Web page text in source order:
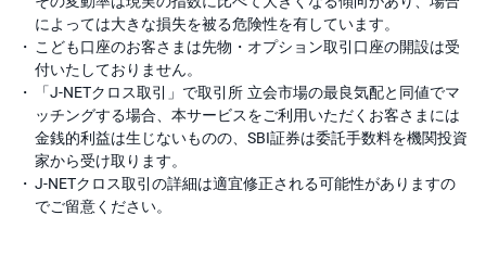
によっては大きな損失を被る危険性を有しています。
こども口座のお客さまは先物・オプション取引口座の開設は受
付いたしておりません。
「J-NETクロス取引」で取引所 立会市場の最良気配と同値でマ
ッチングする場合、本サービスをご利用いただくお客さまには
金銭的利益は生じないものの、SBI証券は委託手数料を機関投資
家から受け取ります。
J-NETクロス取引の詳細は適宜修正される可能性がありますの
でご留意ください。